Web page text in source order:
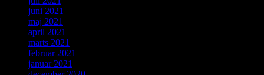
juni 2021
maj 2021
april 2021
marts 2021
februar 2021
januar 2021